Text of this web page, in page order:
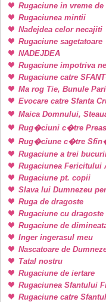
Rugaciune in vreme
Rugaciunea mintii
Nadejdea celor necajiti
Rugaciune sagetatoare
NADEJDEA
Rugaciune impotriva
Rugaciune catre
Ma rog Tie, Bunule
Evocare catre Sfanta
Maica Domnului,
Rug�ciuni c�tre
Rug�ciune c�tre
Rugaciune a trei
Rugaciunea Fericitului
Rugaciune pt. copii
Slava lui Dumnezeu
Ruga de dragoste
Rugaciune cu dragoste
Rugaciune de
Inger ingerasul meu
Nascatoare de
Tatal nostru
Rugaciune de iertare
Rugaciunea Sfantului
Rugaciune catre